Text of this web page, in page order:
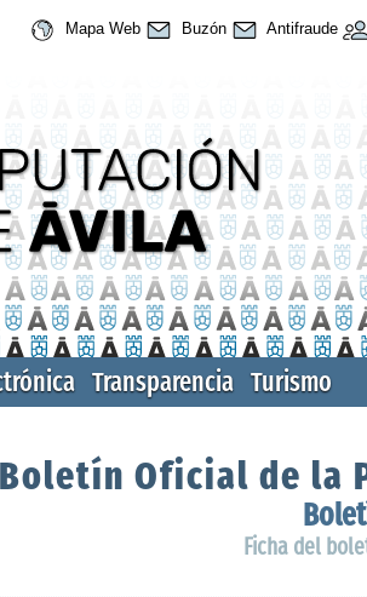
Mapa Web Buzón Antifraude
Transparencia Turismo
Boletín Oficial de la
Ficha del